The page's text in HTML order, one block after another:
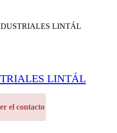
LINTÁL
LINTÁL
el contacto